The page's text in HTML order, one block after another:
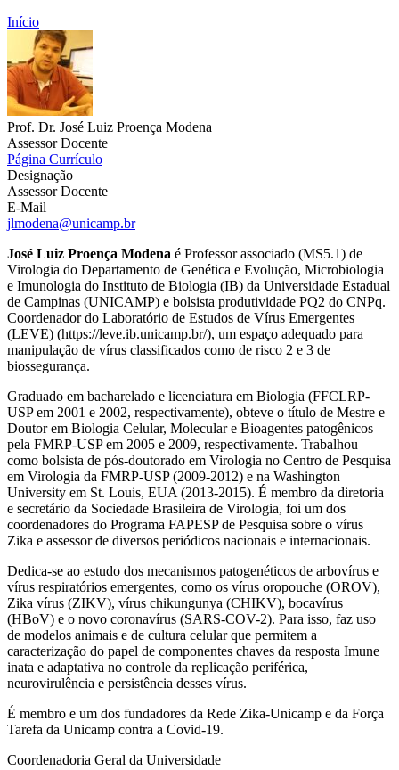
Início
Prof. Dr. José Luiz Proença Modena
Assessor Docente
Página Currículo
Designação
Assessor Docente
E-Mail
jlmodena@unicamp.br
José Luiz Proença Modena é Professor associado (MS5.1) de
Virologia do Departamento de Genética e Evolução, Microbiologia
e Imunologia do Instituto de Biologia (IB) da Universidade Estadual
de Campinas (UNICAMP) e bolsista produtividade PQ2 do CNPq.
Coordenador do Laboratório de Estudos de Vírus Emergentes
(LEVE) (https://leve.ib.unicamp.br/), um espaço adequado para
manipulação de vírus classificados como de risco 2 e 3 de
biossegurança.
Graduado em bacharelado e licenciatura em Biologia (FFCLRP-
USP em 2001 e 2002, respectivamente), obteve o título de Mestre e
Doutor em Biologia Celular, Molecular e Bioagentes patogênicos
pela FMRP-USP em 2005 e 2009, respectivamente. Trabalhou
como bolsista de pós-doutorado em Virologia no Centro de Pesquisa
em Virologia da FMRP-USP (2009-2012) e na Washington
University em St. Louis, EUA (2013-2015). É membro da diretoria
e secretário da Sociedade Brasileira de Virologia, foi um dos
coordenadores do Programa FAPESP de Pesquisa sobre o vírus
Zika e assessor de diversos periódicos nacionais e internacionais.
Dedica-se ao estudo dos mecanismos patogenéticos de arbovírus e
vírus respiratórios emergentes, como os vírus oropouche (OROV),
Zika vírus (ZIKV), vírus chikungunya (CHIKV), bocavírus
(HBoV) e o novo coronavírus (SARS-COV-2). Para isso, faz uso
de modelos animais e de cultura celular que permitem a
caracterização do papel de componentes chaves da resposta Imune
inata e adaptativa no controle da replicação periférica,
neurovirulência e persistência desses vírus.
É membro e um dos fundadores da Rede Zika-Unicamp e da Força
Tarefa da Unicamp contra a Covid-19.
Coordenadoria Geral da Universidade